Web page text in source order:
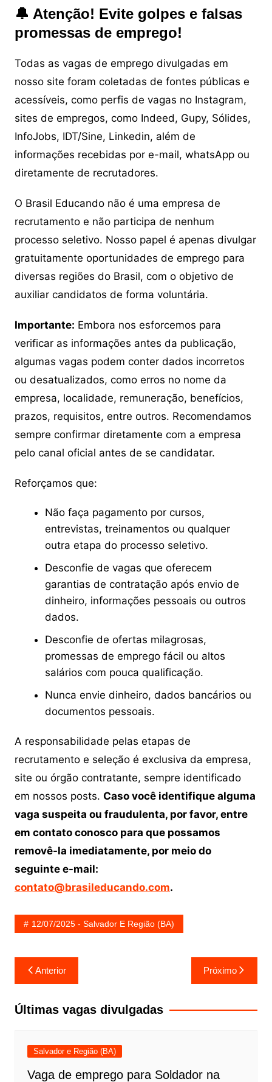
🔔 Atenção! Evite golpes e falsas
promessas de emprego!
Todas as vagas de emprego divulgadas em
nosso site foram coletadas de fontes públicas e
acessíveis, como perfis de vagas no Instagram,
sites de empregos, como Indeed, Gupy, Sólides,
InfoJobs, IDT/Sine, Linkedin, além de
informações recebidas por e-mail, whatsApp ou
diretamente de recrutadores.
O Brasil Educando não é uma empresa de
recrutamento e não participa de nenhum
processo seletivo. Nosso papel é apenas divulgar
gratuitamente oportunidades de emprego para
diversas regiões do Brasil, com o objetivo de
auxiliar candidatos de forma voluntária.
Importante: Embora nos esforcemos para
verificar as informações antes da publicação,
algumas vagas podem conter dados incorretos
ou desatualizados, como erros no nome da
empresa, localidade, remuneração, benefícios,
prazos, requisitos, entre outros. Recomendamos
sempre confirmar diretamente com a empresa
pelo canal oficial antes de se candidatar.
Reforçamos que:
Não faça pagamento por cursos,
entrevistas, treinamentos ou qualquer
outra etapa do processo seletivo.
Desconfie de vagas que oferecem
garantias de contratação após envio de
dinheiro, informações pessoais ou outros
dados.
Desconfie de ofertas milagrosas,
promessas de emprego fácil ou altos
salários com pouca qualificação.
Nunca envie dinheiro, dados bancários ou
documentos pessoais.
A responsabilidade pelas etapas de
recrutamento e seleção é exclusiva da empresa,
site ou órgão contratante, sempre identificado
em nossos posts. Caso você identifique alguma
vaga suspeita ou fraudulenta, por favor, entre
em contato conosco para que possamos
removê-la imediatamente, por meio do
seguinte e-mail:
contato@brasileducando.com.
12/07/2025 - Salvador E Região (BA)
Navegação
de
Post
Anterior Próximo
Últimas vagas divulgadas
Salvador e Região (BA)
Vaga de emprego para Soldador na